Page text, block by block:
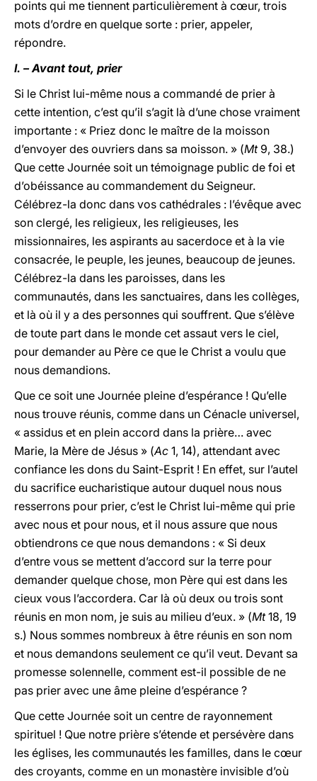
points qui me tiennent particulièrement à cœur, trois
mots d’ordre en quelque sorte : prier, appeler,
répondre.
I. – Avant tout, prier
Si le Christ lui-même nous a commandé de prier à
cette intention, c’est qu’il s’agit là d’une chose vraiment
importante : « Priez donc le maître de la moisson
d’envoyer des ouvriers dans sa moisson. » (Mt9, 38.)
Que cette Journée soit un témoignage public de foi et
d’obéissance au commandement du Seigneur.
Célébrez-la donc dans vos cathédrales : l’évêque avec
son clergé, les religieux, les religieuses, les
missionnaires, les aspirants au sacerdoce et à la vie
consacrée, le peuple, les jeunes, beaucoup de jeunes.
Célébrez-la dans les paroisses, dans les
communautés, dans les sanctuaires, dans les collèges,
et là où il y a des personnes qui souffrent. Que s’élève
de toute part dans le monde cet assaut vers le ciel,
pour demander au Père ce que le Christ a voulu que
nous demandions.
Que ce soit une Journée pleine d’espérance ! Qu’elle
nous trouve réunis, comme dans un Cénacle universel,
« assidus et en plein accord dans la prière… avec
Marie, la Mère de Jésus » (Ac 1, 14), attendant avec
confiance les dons du Saint-Esprit ! En effet, sur l’autel
du sacrifice eucharistique autour duquel nous nous
resserrons pour prier, c’est le Christ lui-même qui prie
avec nous et pour nous, et il nous assure que nous
obtiendrons ce que nous demandons : « Si deux
d’entre vous se mettent d’accord sur la terre pour
demander quelque chose, mon Père qui est dans les
cieux vous l’accordera. Car là où deux ou trois sont
réunis en mon nom, je suis au milieu d’eux. » (Mt18, 19
s.) Nous sommes nombreux à être réunis en son nom
et nous demandons seulement ce qu’il veut. Devant sa
promesse solennelle, comment est-il possible de ne
pas prier avec une âme pleine d’espérance ?
Que cette Journée soit un centre de rayonnement
spirituel ! Que notre prière s’étende et persévère dans
les églises, les communautés les familles, dans le cœur
des croyants, comme en un monastère invisible d’où